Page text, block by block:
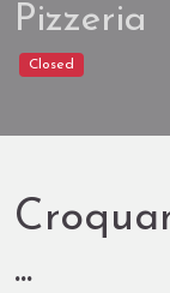
Pizzeria
Closed
...